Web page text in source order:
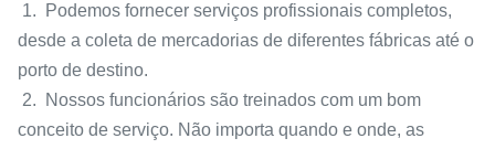
1. Podemos fornecer serviços profissionais completos,
desde a coleta de mercadorias de diferentes fábricas até o
porto de destino.
2. Nossos funcionários são treinados com um bom
conceito de serviço. Não importa quando e onde, as